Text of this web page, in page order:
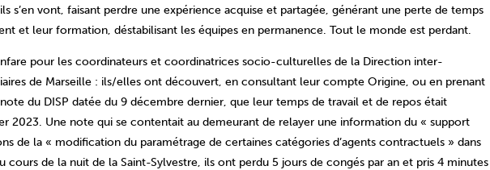
s’en vont, faisant perdre une expérience acquise et partagée, générant une perte de temps
et leur formation, déstabilisant les équipes en permanence. Tout le monde est perdant.
pour les coordinateurs et coordinatrices socio-culturelles de la Direction inter-
de Marseille : ils/elles ont découvert, en consultant leur compte Origine, ou en prenant
note du DISP datée du 9 décembre dernier, que leur temps de travail et de repos était
2023. Une note qui se contentait au demeurant de relayer une information du « support
de la « modification du paramétrage de certaines catégories d’agents contractuels » dans
cours de la nuit de la Saint-Sylvestre, ils ont perdu 5 jours de congés par an et pris 4 minutes